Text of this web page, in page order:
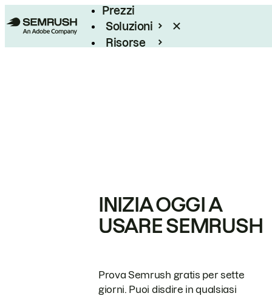
Prezzi
Soluzioni
Risorse
INIZIA OGGI A
USARE SEMRUSH
Prova Semrush gratis per sette
giorni. Puoi disdire in qualsiasi